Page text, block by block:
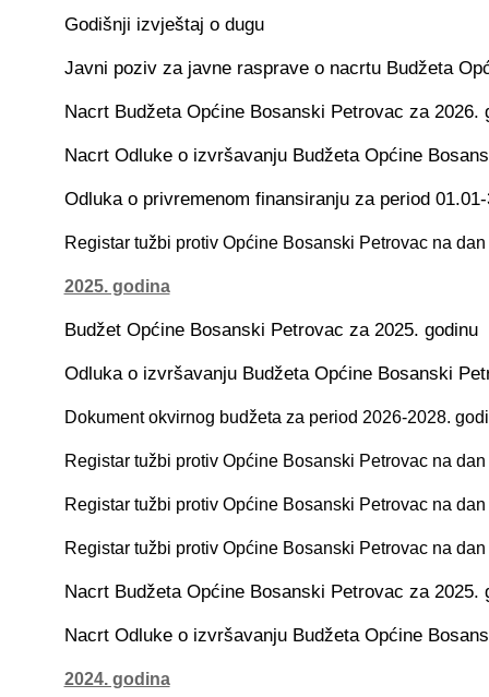
Godišnji izvještaj o dugu
Javni poziv za javne rasprave o nacrtu Budžeta
Nacrt Budžeta Općine Bosanski Petrovac za 2026.
Nacrt Odluke o izvršavanju Budžeta Općine
Odluka o privremenom finansiranju za period
Registar tužbi protiv Općine Bosanski Petrovac na
2025. godina
Budžet Općine Bosanski Petrovac za 2025. godinu
Odluka o izvršavanju Budžeta Općine Bosanski
Dokument okvirnog budžeta za period 2026-2028.
Registar tužbi protiv Općine Bosanski Petrovac na
Registar tužbi protiv Općine Bosanski Petrovac na
Registar tužbi protiv Općine Bosanski Petrovac na
Nacrt Budžeta Općine Bosanski Petrovac za 2025.
Nacrt Odluke o izvršavanju Budžeta Općine
2024. godina